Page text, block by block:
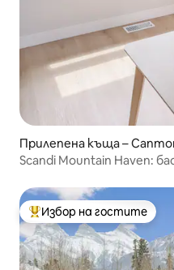
Прилепена къща –
Scandi Mountain Haven:
Най-популярен избор на
Избор на гостите